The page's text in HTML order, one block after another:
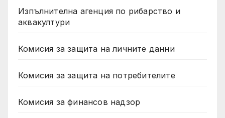
Изпълнителна агенция по рибарство и
аквакултури
Комисия за защита на личните данни
Комисия за защита на потребителите
Комисия за финансов надзор